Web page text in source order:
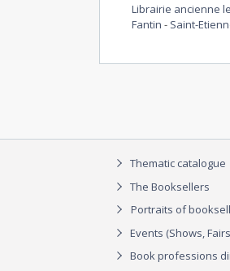
Librairie ancienne
Fantin - Saint-
Thematic catalogue
The Booksellers
Portraits of
Events (Shows,
Book professions